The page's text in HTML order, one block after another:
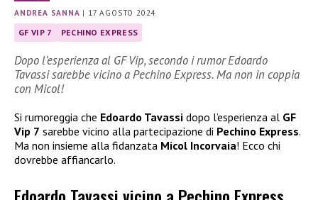
ANDREA SANNA | 17 AGOSTO 2024
GF VIP 7 PECHINO EXPRESS
Dopo l’esperienza al GF Vip, secondo i rumor Edoardo
Tavassi sarebbe vicino a Pechino Express. Ma non in coppia
con Micol!
Si rumoreggia che Edoardo Tavassi dopo l’esperienza al GF
Vip 7 sarebbe vicino alla partecipazione di Pechino Express.
Ma non insieme alla fidanzata Micol Incorvaia! Ecco chi
dovrebbe affiancarlo.